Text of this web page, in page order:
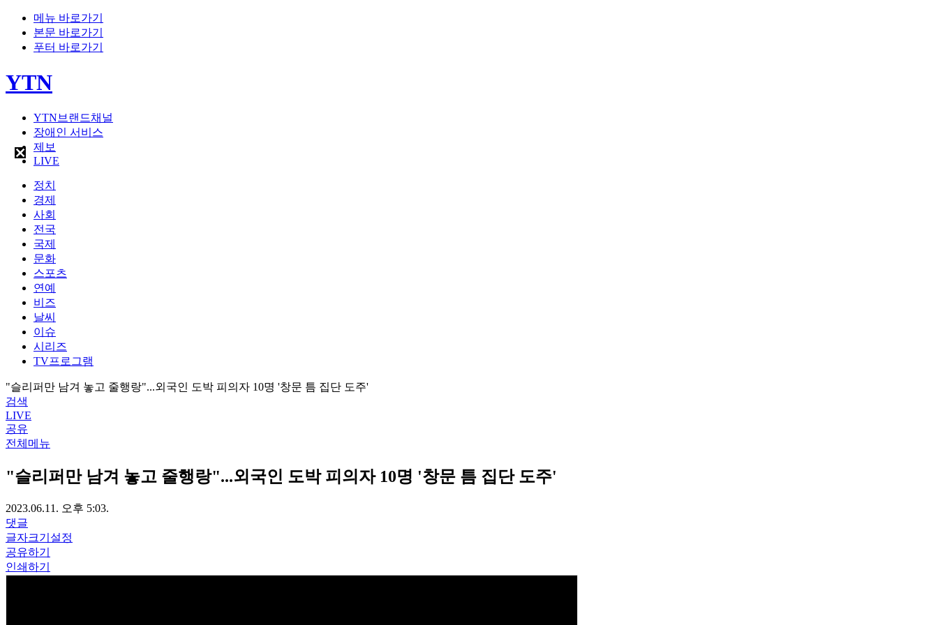
메뉴 바로가기
본문 바로가기
푸터 바로가기
YTN
YTN브랜드채널
장애인 서비스
제보
LIVE
정치
경제
사회
전국
국제
문화
스포츠
연예
비즈
날씨
이슈
시리즈
TV프로그램
"슬리퍼만 남겨 놓고 줄행랑"...외국인 도박 피의자 10명 '창문 틈 집단 도주'
검색
LIVE
공유
전체메뉴
"슬리퍼만 남겨 놓고 줄행랑"...외국인 도박 피의자 10명 '창문 틈 집단 도주'
2023.06.11. 오후 5:03.
댓글
글자크기설정
공유하기
인쇄하기